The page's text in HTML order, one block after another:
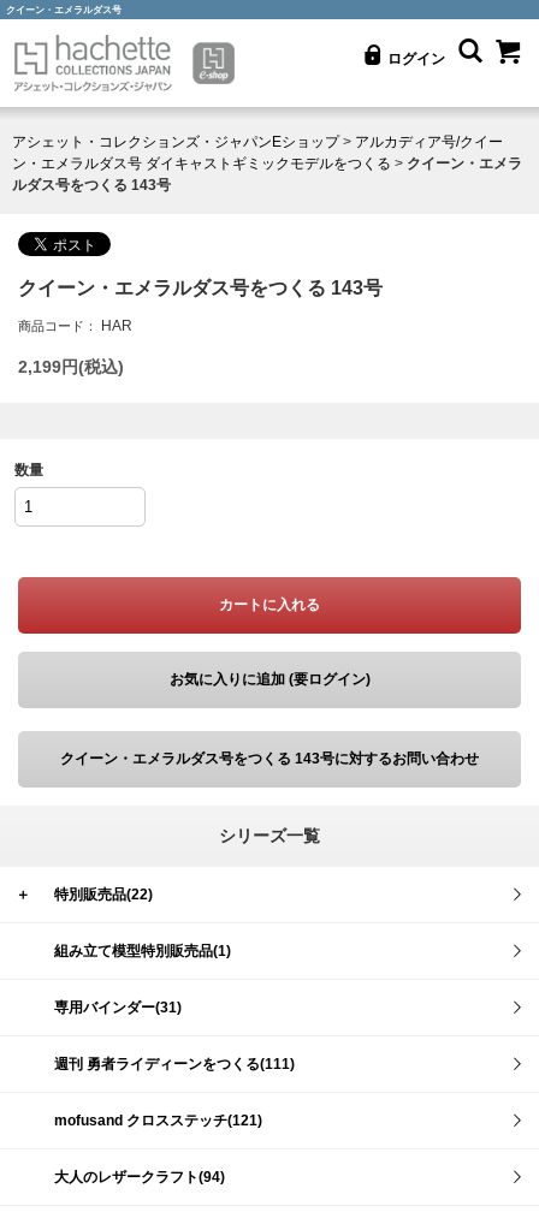
クイーン・エメラルダス号
ログイン
アシェット・コレクションズ・ジャパンEショップ> アルカディア号/クイー
ン・エメラルダス号 ダイキャストギミックモデルをつくる > クイーン・エメラ
ルダス号をつくる 143号
クイーン・エメラルダス号をつくる 143号
商品コード： HAR
2,199円(税込)
数量
カートに入れる
お気に入りに追加 (要ログイン)
クイーン・エメラルダス号をつくる 143号に対するお問い合わせ
シリーズ一覧
＋ 特別販売品(22)
組み立て模型特別販売品(1)
専用バインダー(31)
週刊 勇者ライディーンをつくる(111)
mofusand クロスステッチ(121)
大人のレザークラフト(94)